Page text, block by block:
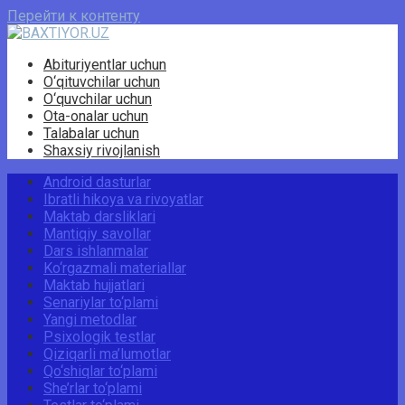
Перейти к контенту
Abituriyentlar uchun
O‘qituvchilar uchun
O‘quvchilar uchun
Ota-onalar uchun
Talabalar uchun
Shaxsiy rivojlanish
Android dasturlar
Ibratli hikoya va rivoyatlar
Maktab darsliklari
Mantiqiy savollar
Dars ishlanmalar
Ko‘rgazmali materiallar
Maktab hujjatlari
Senariylar to‘plami
Yangi metodlar
Psixologik testlar
Qiziqarli ma’lumotlar
Qo‘shiqlar to‘plami
She’rlar to‘plami